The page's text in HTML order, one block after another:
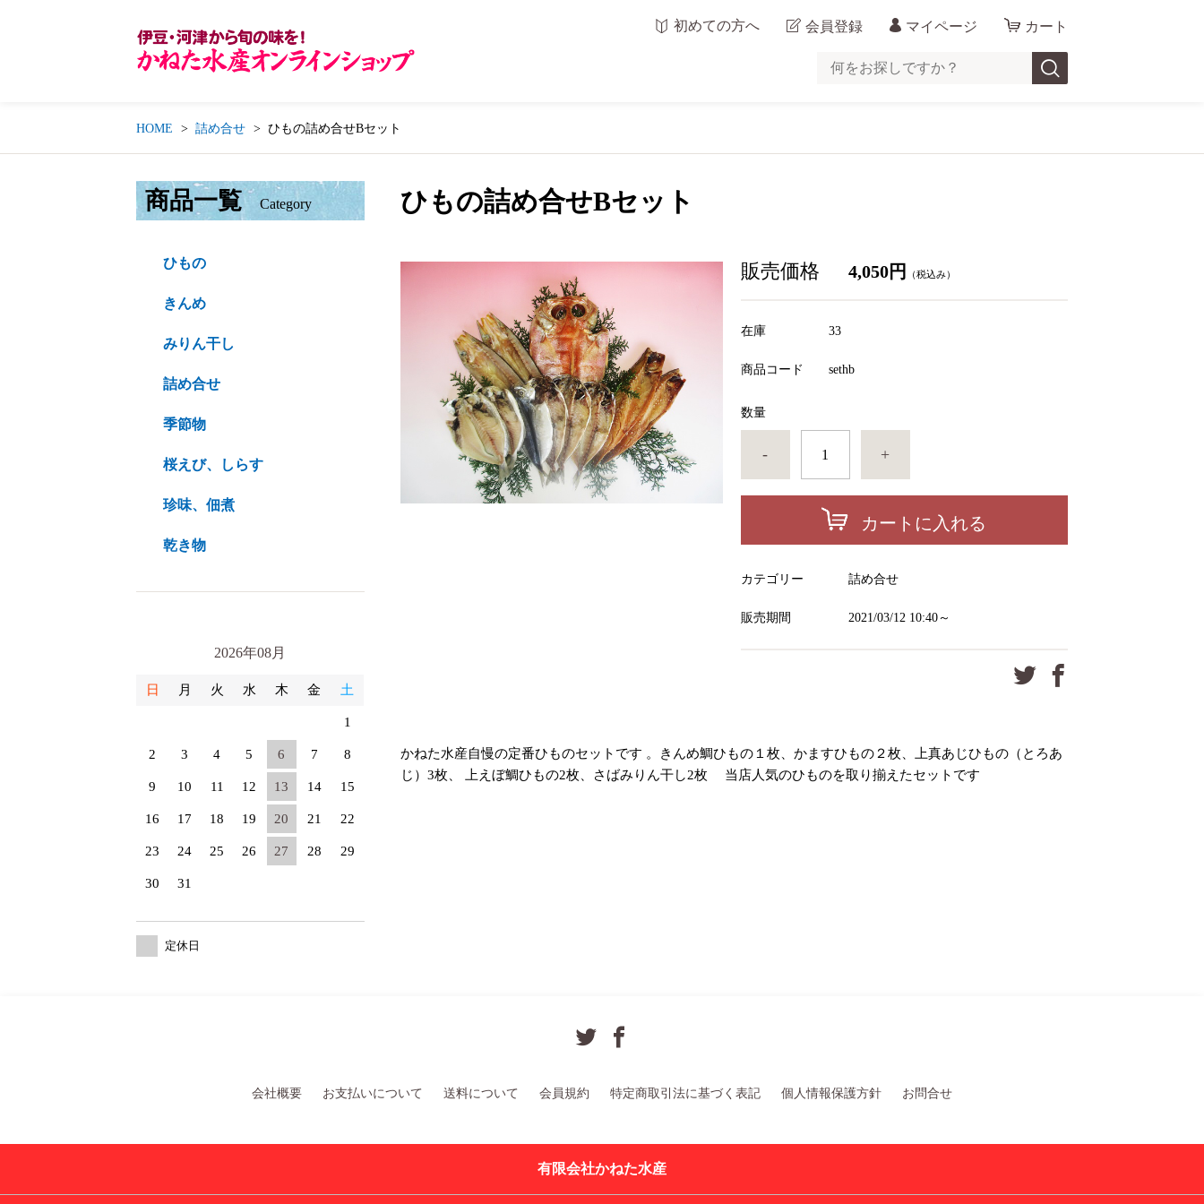
初めての方へ 会員登録 マイページ カート
HOME 詰め合せ ひもの詰め合せBセット
ひもの詰め合せBセット
販売価格 4,050円 （税込み）
在庫 33
商品コード sethb
数量
- +
カートに入れる
カテゴリー 詰め合せ
販売期間 2021/03/12 10:40～
かねた水産自慢の定番ひものセットです 。きんめ鯛ひもの１枚、かますひもの２枚、上真あじひもの（とろあ
じ）3枚、 上えぼ鯛ひもの2枚、さばみりん干し2枚 当店人気のひものを取り揃えたセットです
商品一覧 Category
ひもの
きんめ
みりん干し
詰め合せ
季節物
桜えび、しらす
珍味、佃煮
乾き物
2026年08月
日 月 火 水 木 金 土
1
2 3 4 5 6 7 8
9 10 11 12 13 14 15
16 17 18 19 20 21 22
23 24 25 26 27 28 29
30 31
定休日
会社概要 お支払いについて 送料について 会員規約 特定商取引法に基づく表記 個人情報保護方針 お問合せ
有限会社かねた水産